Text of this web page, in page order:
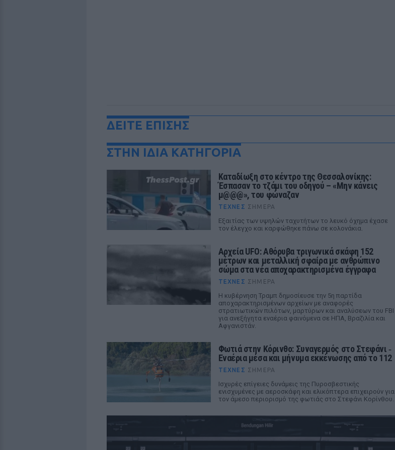
ΔΕΙΤΕ ΕΠΙΣΗΣ
ΣΤΗΝ ΙΔΙΑ ΚΑΤΗΓΟΡΙΑ
Καταδίωξη στο κέντρο της Θεσσαλονίκης:
Έσπασαν το τζάμι του οδηγού – «Μην κάνεις
μ@@@», του φώναζαν
ΤΈΧΝΕΣ ΣΉΜΕΡΑ
Εξαιτίας των υψηλών ταχυτήτων το λευκό όχημα έχασε
τον έλεγχο και καρφώθηκε πάνω σε κολονάκια.
Αρχεία UFO: Αθόρυβα τριγωνικά σκάφη 152
μέτρων και μεταλλική σφαίρα με ανθρώπινο
σώμα στα νέα αποχαρακτηρισμένα έγγραφα
ΤΈΧΝΕΣ ΣΉΜΕΡΑ
Η κυβέρνηση Τραμπ δημοσίευσε την 5η παρτίδα
αποχαρακτηρισμένων αρχείων με αναφορές
στρατιωτικών πιλότων, μαρτύρων και αναλύσεων του FBI
για ανεξήγητα εναέρια φαινόμενα σε ΗΠΑ, Βραζιλία και
Αφγανιστάν.
Φωτιά στην Κόρινθο: Συναγερμός στο Στεφάνι ‑
Εναέρια μέσα και μήνυμα εκκένωσης από το 112
ΤΈΧΝΕΣ ΣΉΜΕΡΑ
Ισχυρές επίγειες δυνάμεις της Πυροσβεστικής
ενισχυμένες με αεροσκάφη και ελικόπτερα επιχειρούν για
τον άμεσο περιορισμό της φωτιάς στο Στεφάνι Κορίνθου.